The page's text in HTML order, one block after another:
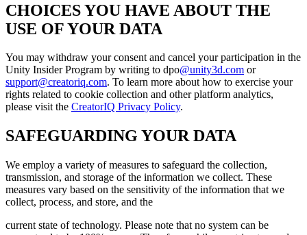
CHOICES YOU HAVE ABOUT THE
USE OF YOUR DATA
You may withdraw your consent and cancel your participation in the
Unity Insider Program by writing to dpo@unity3d.com or
support@creatoriq.com. To learn more about how to exercise your
rights related to cookie collection and other platform analytics,
please visit the CreatorIQ Privacy Policy.
SAFEGUARDING YOUR DATA
We employ a variety of measures to safeguard the collection,
transmission, and storage of the information we collect. These
measures vary based on the sensitivity of the information that we
collect, process, and store, and the
current state of technology. Please note that no system can be